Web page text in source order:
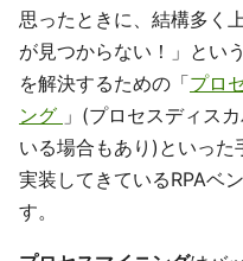
思ったときに、結構多く
が見つからない！」とい
を解決するための「プロ
ング 」(プロセスディス
いる場合もあり)といっ
実装してきているRPAベ
す。